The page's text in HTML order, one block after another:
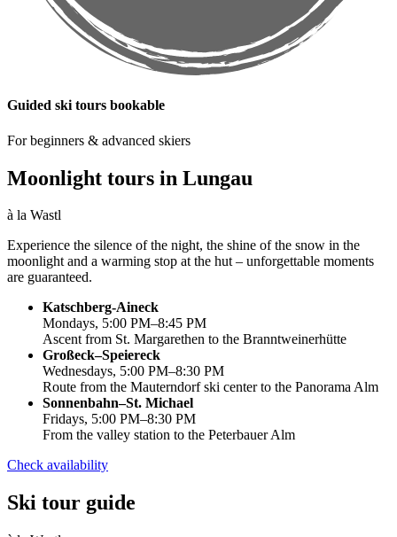
Guided ski tours bookable
For beginners & advanced skiers
Moonlight tours in Lungau
à la Wastl
Experience the silence of the night, the shine of the snow in the
moonlight and a warming stop at the hut – unforgettable moments
are guaranteed.
Katschberg-Aineck
Mondays, 5:00 PM–8:45 PM
Ascent from St. Margarethen to the Branntweinerhütte
Großeck–Speiereck
Wednesdays, 5:00 PM–8:30 PM
Route from the Mauterndorf ski center to the Panorama Alm
Sonnenbahn–St. Michael
Fridays, 5:00 PM–8:30 PM
From the valley station to the Peterbauer Alm
Check availability
Ski tour guide